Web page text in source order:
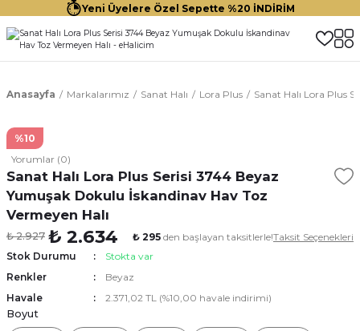
Yeni Üyelere Özel Sepette %20 İNDİRİM
Anasayfa Markalarımız Sanat Halı Lora Plus Sanat Halı Lora Plus
%10
Yorumlar (0)
Sanat Halı Lora Plus Serisi 3744 Beyaz
Yumuşak Dokulu İskandinav Hav Toz
Vermeyen Halı
₺ 2.927 ₺ 2.634 ₺ 295 den başlayan taksitlerle!Taksit Seçenekleri
Stok Durumu
Stokta var
Renkler
Beyaz
Havale
2.371,02 TL (%10,00 havale indirimi)
Boyut